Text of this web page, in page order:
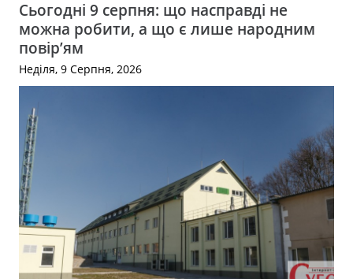
Сьогодні 9 серпня: що насправді не
можна робити, а що є лише народним
повір’ям
Неділя, 9 Серпня, 2026